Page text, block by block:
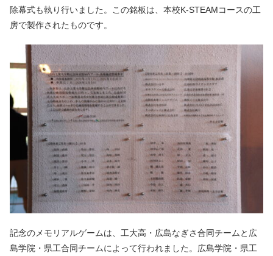
除幕式も執り行いました。この銘板は、本校K-STEAMコースの工
房で製作されたものです。
記念のメモリアルゲームは、工大高・広島なぎさ合同チームと広
島学院・県工合同チームによって行われました。広島学院・県工